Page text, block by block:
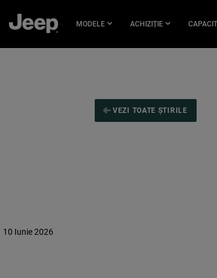
CONȚINUTUL
PRINCIPAL
MODELE ACHIZIȚIE
VEZI TOATE ȘTIRILE
10 Iunie 2026